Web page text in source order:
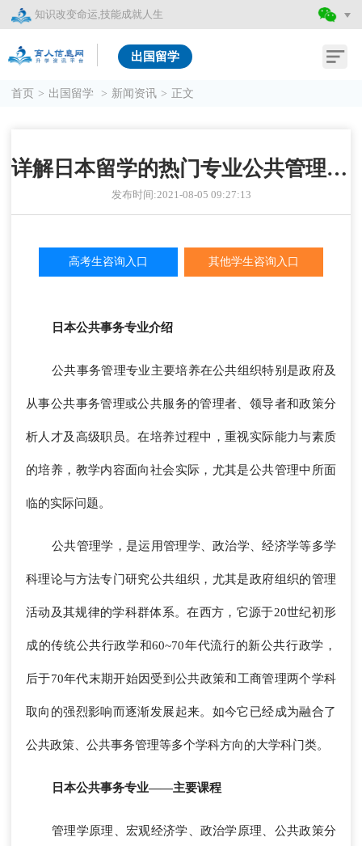
知识改变命运,技能成就人生
出国留学
首页 > 出国留学 > 新闻资讯 > 正文
详解日本留学的热门专业公共管理专业
发布时间:2021-08-05 09:27:13
高考生咨询入口 其他学生咨询入口
日本公共事务专业介绍
公共事务管理专业主要培养在公共组织特别是政府及
从事公共事务管理或公共服务的管理者、领导者和政策分
析人才及高级职员。在培养过程中，重视实际能力与素质
的培养，教学内容面向社会实际，尤其是公共管理中所面
临的实际问题。
公共管理学，是运用管理学、政治学、经济学等多学
科理论与方法专门研究公共组织，尤其是政府组织的管理
活动及其规律的学科群体系。在西方，它源于20世纪初形
成的传统公共行政学和60~70年代流行的新公共行政学，
后于70年代末期开始因受到公共政策和工商管理两个学科
取向的强烈影响而逐渐发展起来。如今它已经成为融合了
公共政策、公共事务管理等多个学科方向的大学科门类。
日本公共事务专业——主要课程
管理学原理、宏观经济学、政治学原理、公共政策分